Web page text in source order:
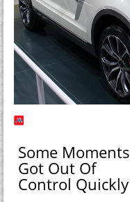
Some Moments
Got Out Of
Control Quickly